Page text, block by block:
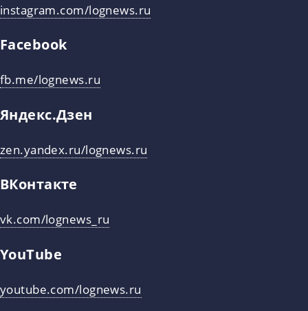
instagram.com/lognews.ru
Facebook
fb.me/lognews.ru
Яндекс.Дзен
zen.yandex.ru/lognews.ru
ВКонтакте
vk.com/lognews_ru
YouTube
youtube.com/lognews.ru